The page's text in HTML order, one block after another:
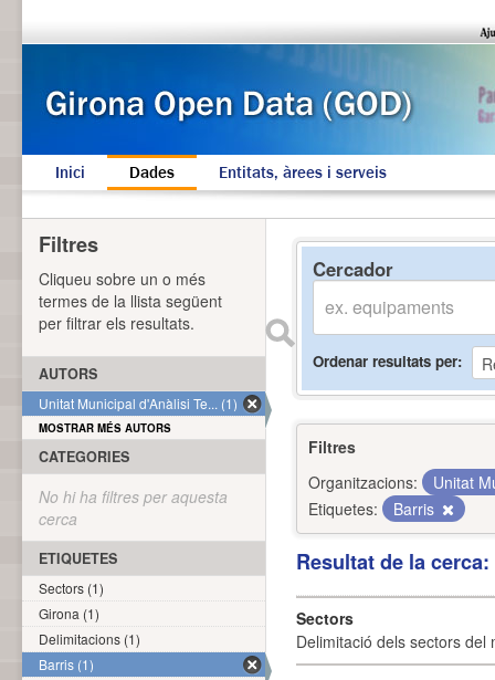
Inici Dades Entitats, àrees i serveis
Cercador
Ordenar resultats per
Filtres
Organitzacions:
Unitat
Etiquetes:
Barris
Resultat de la
Sectors
Delimitació dels sectors del
Filtres
Cliqueu sobre un o més
termes de la llista següent
per filtrar els resultats.
AUTORS
Unitat Municipal d'Anàlisi Te... (1)
MOSTRAR MÉS AUTORS
CATEGORIES
No hi ha filtres per aquesta
cerca
ETIQUETES
Sectors (1)
Girona (1)
Delimitacions (1)
Barris (1)